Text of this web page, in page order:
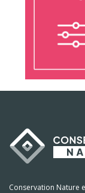
Conservation Nature